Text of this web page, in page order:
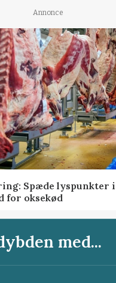
Annonce
Spæde lyspunkter
for oksekød
med...